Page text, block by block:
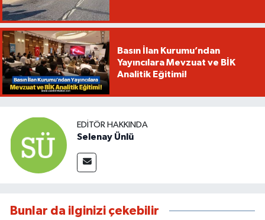
Basın İlan Kurumu’ndan
Yayıncılara Mevzuat ve BİK
Analitik Eğitimi!
EDITÖR HAKKINDA
Selenay Ünlü
Bunlar da ilginizi çekebilir